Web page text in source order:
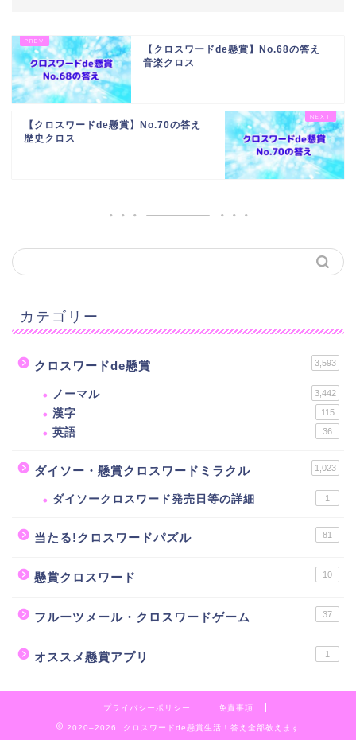
【クロスワードde懸賞】No.68の答え
音楽クロス
【クロスワードde懸賞】No.70の答え
歴史クロス
カテゴリー
クロスワードde懸賞 3,593
ノーマル 3,442
漢字 115
英語 36
ダイソー・懸賞クロスワードミラクル 1,023
ダイソークロスワード発売日等の詳細 1
当たる!クロスワードパズル 81
懸賞クロスワード 10
フルーツメール・クロスワードゲーム 37
オススメ懸賞アプリ 1
プライバシーポリシー 免責事項
2020–2026 クロスワードde懸賞生活！答え全部教えます